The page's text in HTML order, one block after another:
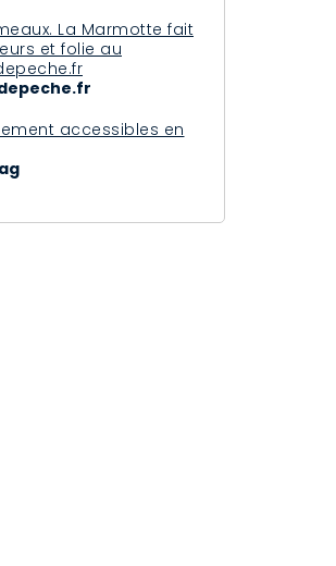
La Marmotte fait
et folie au
accessibles en